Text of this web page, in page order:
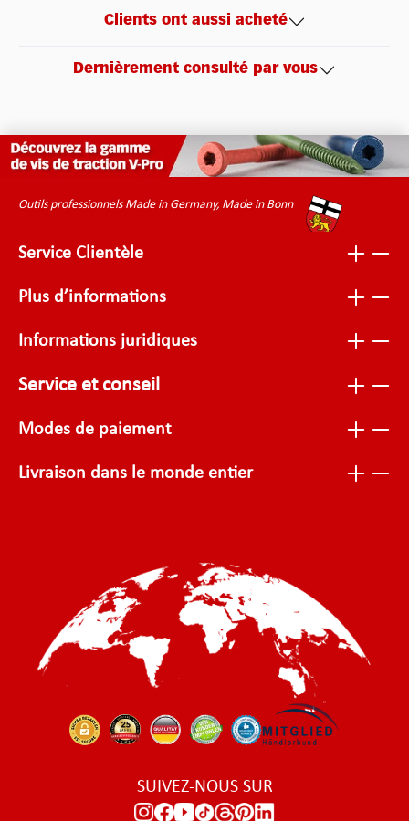
Clients ont aussi acheté
Dernièrement consulté par vous
Outils professionnels Made in Germany, Made in Bonn
Service Clientèle
Plus d’informations
Informations juridiques
Service et conseil
Modes de paiement
Livraison dans le monde entier
SUIVEZ-NOUS SUR